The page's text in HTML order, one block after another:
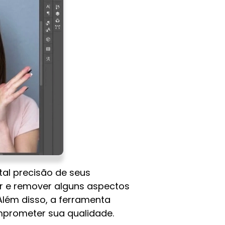
precisão de seus
e remover alguns aspectos
disso, a ferramenta
sua qualidade.